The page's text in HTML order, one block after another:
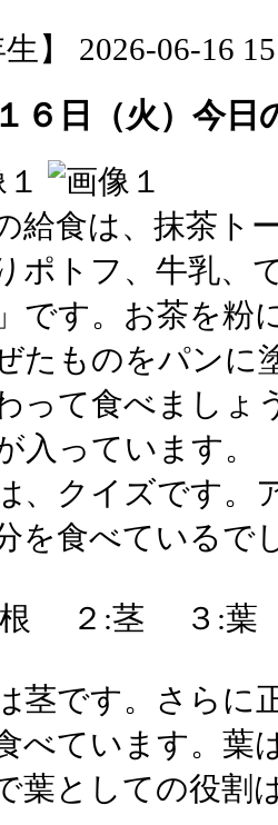
生】 2026-06-16
６日（火）今日
給食は、抹茶ト
ポトフ、牛乳、
です。お茶を粉
たものをパンに
って食べましょ
入っています。
、クイズです。
を食べているで
２:茎 ３:
茎です。さらに
べています。葉
葉としての役割